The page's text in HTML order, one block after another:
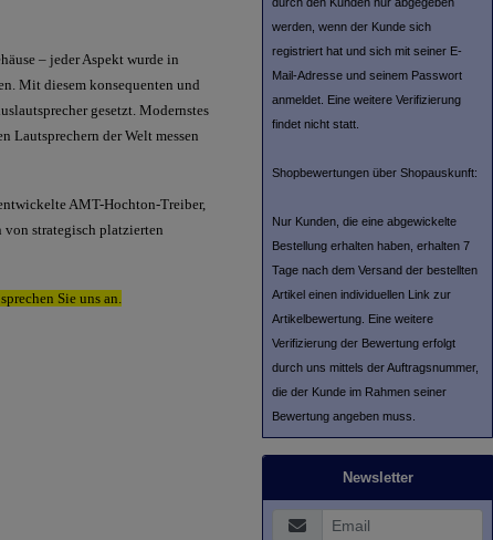
– jeder Aspekt wurde in
Mit diesem konsequenten und
gesetzt. Modernstes
Lautsprechern der Welt messen
AMT-Hochton-Treiber,
von strategisch platzierten
Sie uns an.
werden, wenn der Kunde sich
registriert hat und sich mit seiner E-
Mail-Adresse und seinem Passwort
anmeldet. Eine weitere Verifizierung
findet nicht statt.
Shopbewertungen über Shopauskunft:
Nur Kunden, die eine abgewickelte
Bestellung erhalten haben, erhalten 7
Tage nach dem Versand der bestellten
Artikel einen individuellen Link zur
Artikelbewertung. Eine weitere
Verifizierung der Bewertung erfolgt
durch uns mittels der Auftragsnummer,
die der Kunde im Rahmen seiner
Bewertung angeben muss.
Newsletter